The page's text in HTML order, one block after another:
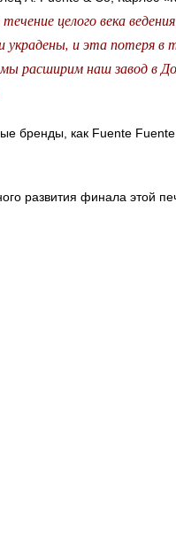
целого века
и эта потеря в
расширим наш завод в
бренды, как Fuente
развития финала этой